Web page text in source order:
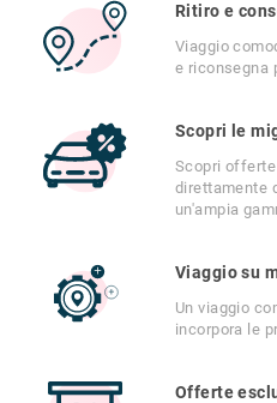
Ritiro e
Viaggio
e riconsegna
Scopri le
Scopri
direttamente
un'ampia
Viaggio su
Un viaggio
incorpora le
Offerte